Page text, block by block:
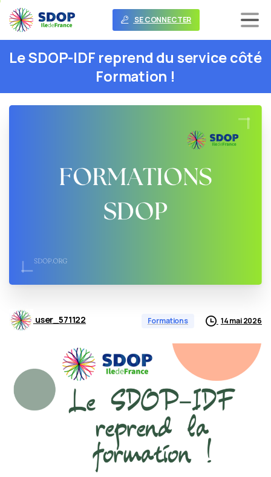
SE CONNECTER
LeSDOP-IDF reprend du servicecôté
Formation !
user_571122 Formations 14 mai 2026